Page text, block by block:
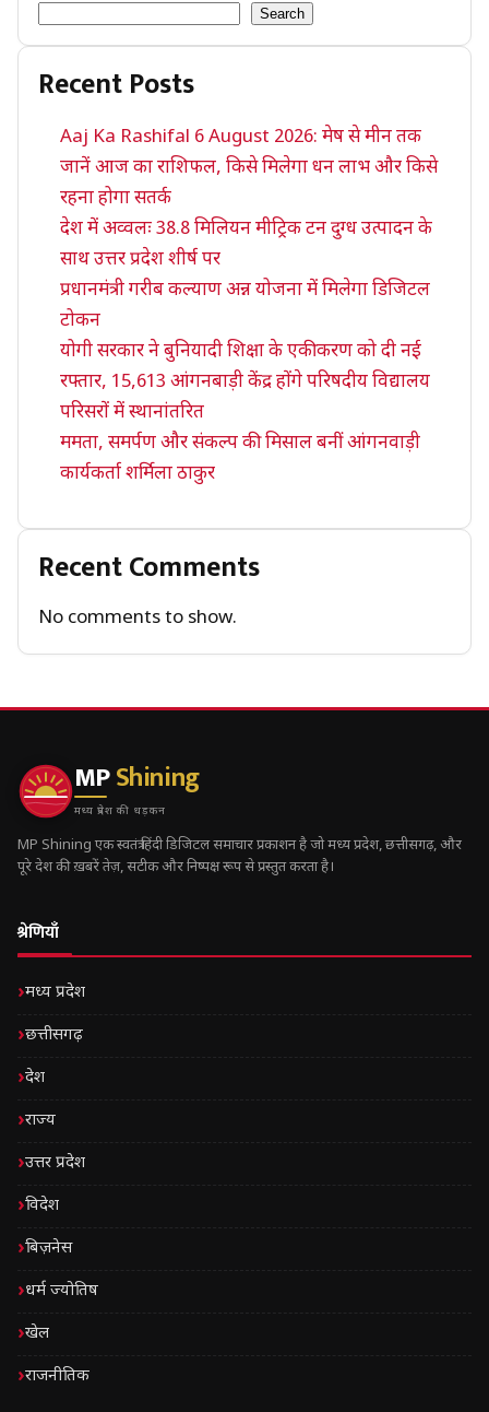
Search
Recent Posts
Aaj Ka Rashifal 6 August 2026: मेष से मीन तक
जानें आज का राशिफल, किसे मिलेगा धन लाभ और किसे
रहना होगा सतर्क
देश में अव्वलः 38.8 मिलियन मीट्रिक टन दुग्ध उत्पादन के
साथ उत्तर प्रदेश शीर्ष पर
प्रधानमंत्री गरीब कल्याण अन्न योजना में मिलेगा डिजिटल
टोकन
योगी सरकार ने बुनियादी शिक्षा के एकीकरण को दी नई
रफ्तार, 15,613 आंगनबाड़ी केंद्र होंगे परिषदीय विद्यालय
परिसरों में स्थानांतरित
ममता, समर्पण और संकल्प की मिसाल बनीं आंगनवाड़ी
कार्यकर्ता शर्मिला ठाकुर
Recent Comments
No comments to show.
MPShining
मध्य प्रदेश की धड़कन
MP Shining एक स्वतंत्र हिंदी डिजिटल समाचार प्रकाशन है जो मध्य प्रदेश, छत्तीसगढ़, और
पूरे देश की ख़बरें तेज़, सटीक और निष्पक्ष रूप से प्रस्तुत करता है।
श्रेणियाँ
मध्य प्रदेश
छत्तीसगढ़
देश
राज्य
उत्तर प्रदेश
विदेश
बिज़नेस
धर्म ज्योतिष
खेल
राजनीतिक